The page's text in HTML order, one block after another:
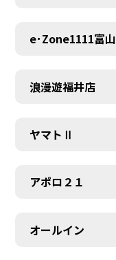
e･Zone1111富山
浪漫遊福井店
ヤマトⅡ
アポロ２１
オールイン